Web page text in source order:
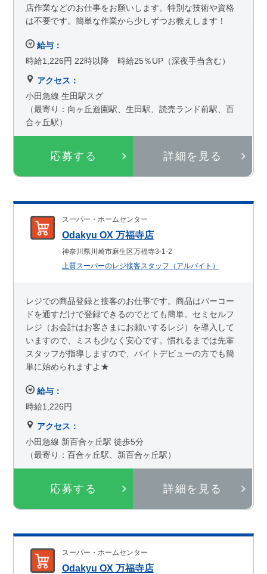
応募する 詳細を見る
店作業などのお仕事をお願いします。特別な技術や資格
は不要です。簡単な作業から少しずつお教えします！
給与：
時給1,226円 22時以降 時給25％UP（深夜手当含む）
アクセス：
小田急線 生田駅スグ
（最寄り：向ヶ丘遊園駅、生田駅、読売ランド前駅、百
合ヶ丘駅）
スーパー・ホームセンター
Odakyu OX 万福寺店
神奈川県川崎市麻生区万福寺3-1-2
上質スーパーのレジ接客スタッフ（アルバイト）
応募する 詳細を見る
レジでの商品登録と接客のお仕事です。商品はバーコー
ドを通すだけで登録できるのでとても簡単。セミセルフ
レジ（お会計はお客さまにお願いするレジ）を導入して
いますので、ミスも少なく安心です。慣れるまでは先輩
スタッフが指導しますので、バイトデビューの方でも簡
単に始められますよ★
給与：
時給1,226円
アクセス：
小田急線 新百合ヶ丘駅 徒歩5分
（最寄り：百合ヶ丘駅、新百合ヶ丘駅）
スーパー・ホームセンター
Odakyu OX 万福寺店